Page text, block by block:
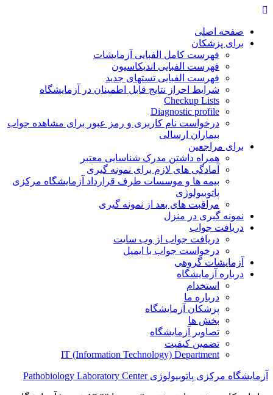
Skip
contentصفحه اصلی
برای پزشکان
فهرست کامل الفبایی آزمایشات
فهرست الفبایی اندیکاسیون
فهرست الفبایی تستهای جدید
شرایط احراز نتایج قابل اطمینان در آزمایشگاه
Checkup Lists
Diagnostic profile
درخواست نام کاربری و رمز عبور برای مشاهده جواب
بیماران ارسالی
برای مراجعین
همراه داشتن مدرک شناسایی معتبر
آمادگی های لازم برای نمونه گیری
بیمه ها و موسسات طرف قرارداد آزمایشگاه مرکزی
پاتوبیولوژی
مراقبت های بعد از نمونه گیری
نمونه گیری در منزل
دریافت جواب
دریافت جواب از وب سایت
درخواست جواب با ایمیل
آزمایشات گروهی
درباره آزمایشگاه
استخدام
درباره ما
پزشکان آزمایشگاه
بخش ها
تصاویر آزمایشگاه
تضمین کیفیت
IT (Information Technology) Department
آزمایشگاه مرکزی پاتوبیولوژی Pathobiology Laboratory Center